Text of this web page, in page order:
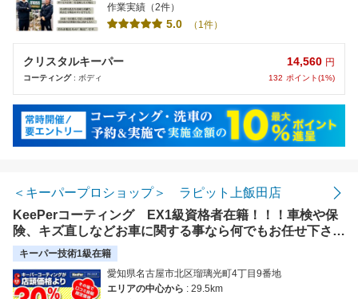
作業実績（2件）
5.0 （1件）
クリスタルキーパー
コーティング: ボディ
14,560 円
132 ポイント(1%)
＜キーパープロショップ＞ ラピット上飯田店
KeePerコーティング EX1級資格者在籍！！！車検や保
険、キズ直しなどお車に関する事なら何でもお任せ下さい
♪【使えます】Edy,ID,アップルペイ、QUICPay、交通系
電子マネー
キーパー技術1級在籍
愛知県名古屋市北区瑠璃光町4丁目9番地
エリアの中心から : 29.5km